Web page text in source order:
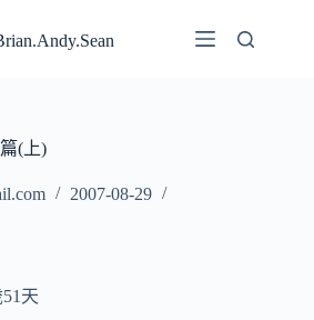
(上)
2007-08-29
天